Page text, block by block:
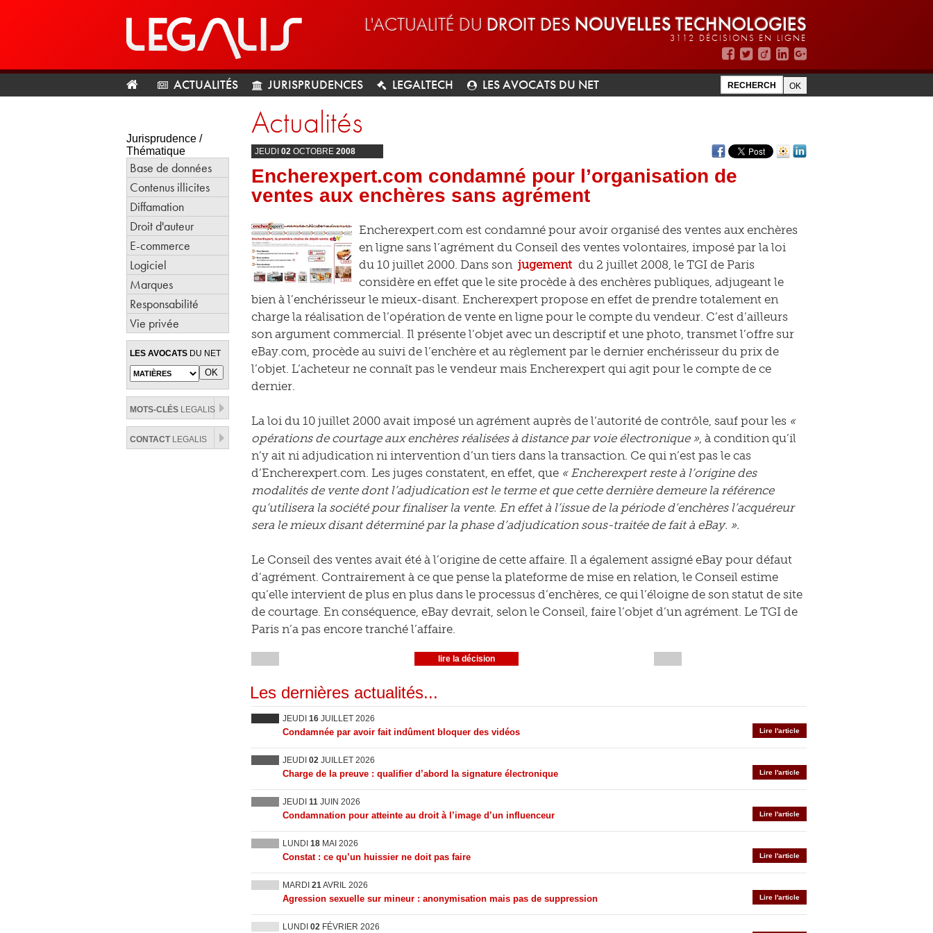
L'ACTUALITÉ DU DROIT DES NOUVELLES TECHNOLOGIES
3112 DÉCISIONS EN LIGNE
ACTUALITÉS JURISPRUDENCES LEGALTECH LES AVOCATS DU NET
Jurisprudence /
Thématique
Base de données
Contenus illicites
Diffamation
Droit d'auteur
E-commerce
Logiciel
Marques
Responsabilité
Vie privée
LES AVOCATS DU NET
MOTS-CLÉS LEGALIS
CONTACTLEGALIS
Actualités
JEUDI 02 OCTOBRE 2008
Encherexpert.com condamné pour l’organisation de
ventes aux enchères sans agrément
Encherexpert.com est condamné pour avoir organisé des ventes aux enchères
en ligne sans l’agrément du Conseil des ventes volontaires, imposé par la loi
du 10 juillet 2000. Dans son jugement du 2 juillet 2008, le TGI de Paris
considère en effet que le site procède à des enchères publiques, adjugeant le
bien à l’enchérisseur le mieux-disant. Encherexpert propose en effet de prendre totalement en
charge la réalisation de l’opération de vente en ligne pour le compte du vendeur. C’est d’ailleurs
son argument commercial. Il présente l’objet avec un descriptif et une photo, transmet l’offre sur
eBay.com, procède au suivi de l’enchère et au règlement par le dernier enchérisseur du prix de
l’objet. L’acheteur ne connaît pas le vendeur mais Encherexpert qui agit pour le compte de ce
dernier.
La loi du 10 juillet 2000 avait imposé un agrément auprès de l’autorité de contrôle, sauf pour les «
opérations de courtage aux enchères réalisées à distance par voie électronique », à condition qu’il
n’y ait ni adjudication ni intervention d’un tiers dans la transaction. Ce qui n’est pas le cas
d’Encherexpert.com. Les juges constatent, en effet, que « Encherexpert reste à l’origine des
modalités de vente dont l’adjudication est le terme et que cette dernière demeure la référence
qu’utilisera la société pour finaliser la vente. En effet à l’issue de la période d’enchères l’acquéreur
sera le mieux disant déterminé par la phase d’adjudication sous-traitée de fait à eBay. ».
Le Conseil des ventes avait été à l’origine de cette affaire. Il a également assigné eBay pour défaut
d’agrément. Contrairement à ce que pense la plateforme de mise en relation, le Conseil estime
qu’elle intervient de plus en plus dans le processus d’enchères, ce qui l’éloigne de son statut de site
de courtage. En conséquence, eBay devrait, selon le Conseil, faire l’objet d’un agrément. Le TGI de
Paris n’a pas encore tranché l’affaire.
lire la décision
Les dernières actualités...
JEUDI 16 JUILLET 2026
Lire l'article
Condamnée par avoir fait indûment bloquer des vidéos
JEUDI 02 JUILLET 2026
Lire l'article
Charge de la preuve : qualifier d’abord la signature électronique
JEUDI 11 JUIN 2026
Lire l'article
Condamnation pour atteinte au droit à l’image d’un influenceur
LUNDI 18 MAI 2026
Lire l'article
Constat : ce qu’un huissier ne doit pas faire
MARDI 21AVRIL 2026
Lire l'article
Agression sexuelle sur mineur : anonymisation mais pas de suppression
LUNDI 02 FÉVRIER 2026